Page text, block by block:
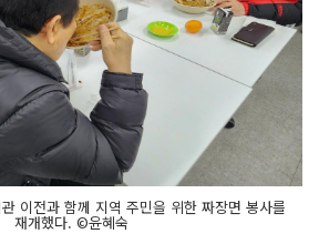
이전과 함께 지역 주민을 위한 짜장면 봉사를
재개했다. ©윤혜숙